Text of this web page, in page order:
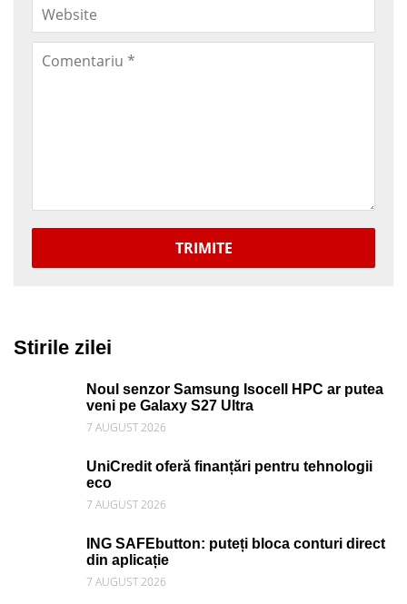
TRIMITE
Stirile zilei
Noul senzor Samsung Isocell HPC ar putea
veni pe Galaxy S27 Ultra
7 AUGUST 2026
UniCredit oferă finanțări pentru tehnologii
eco
7 AUGUST 2026
ING SAFEbutton: puteți bloca conturi direct
din aplicație
7 AUGUST 2026